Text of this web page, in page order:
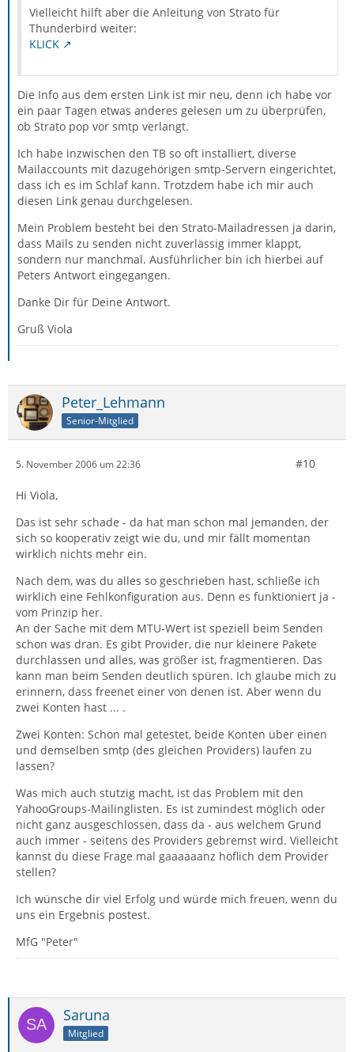
Vielleicht hilft aber die Anleitung von Strato für
Thunderbird weiter:
KLICK
Die Info aus dem ersten Link ist mir neu, denn ich habe vor
ein paar Tagen etwas anderes gelesen um zu überprüfen,
ob Strato pop vor smtp verlangt.
Ich habe inzwischen den TB so oft installiert, diverse
Mailaccounts mit dazugehörigen smtp-Servern eingerichtet,
dass ich es im Schlaf kann. Trotzdem habe ich mir auch
diesen Link genau durchgelesen.
Mein Problem besteht bei den Strato-Mailadressen ja darin,
dass Mails zu senden nicht zuverlässig immer klappt,
sondern nur manchmal. Ausführlicher bin ich hierbei auf
Peters Antwort eingegangen.
Danke Dir für Deine Antwort.
Gruß Viola
Peter_Lehmann
Senior-Mitglied
5. November 2006 um 22:36 #10
Hi Viola,
Das ist sehr schade - da hat man schon mal jemanden, der
sich so kooperativ zeigt wie du, und mir fällt momentan
wirklich nichts mehr ein.
Nach dem, was du alles so geschrieben hast, schließe ich
wirklich eine Fehlkonfiguration aus. Denn es funktioniert ja -
vom Prinzip her.
An der Sache mit dem MTU-Wert ist speziell beim Senden
schon was dran. Es gibt Provider, die nur kleinere Pakete
durchlassen und alles, was größer ist, fragmentieren. Das
kann man beim Senden deutlich spüren. Ich glaube mich zu
erinnern, dass freenet einer von denen ist. Aber wenn du
zwei Konten hast ... .
Zwei Konten: Schon mal getestet, beide Konten über einen
und demselben smtp (des gleichen Providers) laufen zu
lassen?
Was mich auch stutzig macht, ist das Problem mit den
YahooGroups-Mailinglisten. Es ist zumindest möglich oder
nicht ganz ausgeschlossen, dass da - aus welchem Grund
auch immer - seitens des Providers gebremst wird. Vielleicht
kannst du diese Frage mal gaaaaaanz höflich dem Provider
stellen?
Ich wünsche dir viel Erfolg und würde mich freuen, wenn du
uns ein Ergebnis postest.
MfG "Peter"
Saruna
Mitglied